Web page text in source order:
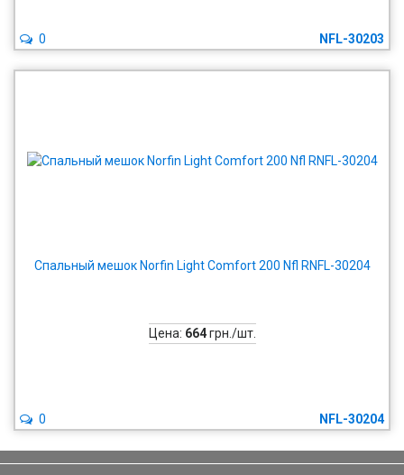
NFL-30203
0
Спальный мешок Norfin Light Comfort 200 Nfl RNFL-30204
Цена: 664грн./шт.
NFL-30204
0